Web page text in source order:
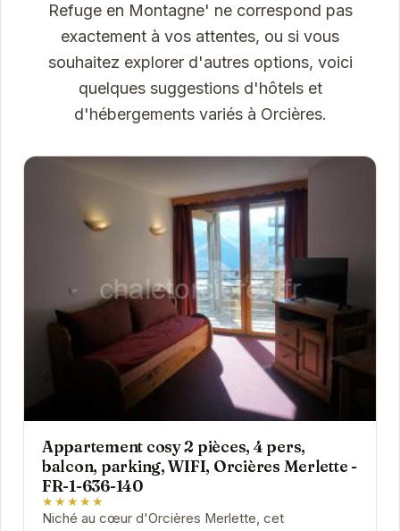
Refuge en Montagne' ne correspond pas
exactement à vos attentes, ou si vous
souhaitez explorer d'autres options, voici
quelques suggestions d'hôtels et
d'hébergements variés à Orcières.
Appartement cosy 2 pièces, 4 pers,
balcon, parking, WIFI, Orcières Merlette -
FR-1-636-140
★★★★★
Niché au cœur d'Orcières Merlette, cet